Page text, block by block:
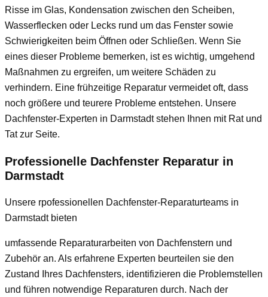
Risse im Glas, Kondensation zwischen den Scheiben,
Wasserflecken oder Lecks rund um das Fenster sowie
Schwierigkeiten beim Öffnen oder Schließen. Wenn Sie
eines dieser Probleme bemerken, ist es wichtig, umgehend
Maßnahmen zu ergreifen, um weitere Schäden zu
verhindern. Eine frühzeitige Reparatur vermeidet oft, dass
noch größere und teurere Probleme entstehen. Unsere
Dachfenster-Experten in Darmstadt stehen Ihnen mit Rat und
Tat zur Seite.
Professionelle Dachfenster Reparatur in
Darmstadt
Unsere rpofessionellen Dachfenster-Reparaturteams in
Darmstadt bieten
umfassende Reparaturarbeiten von Dachfenstern und
Zubehör an. Als erfahrene Experten beurteilen sie den
Zustand Ihres Dachfensters, identifizieren die Problemstellen
und führen notwendige Reparaturen durch. Nach der